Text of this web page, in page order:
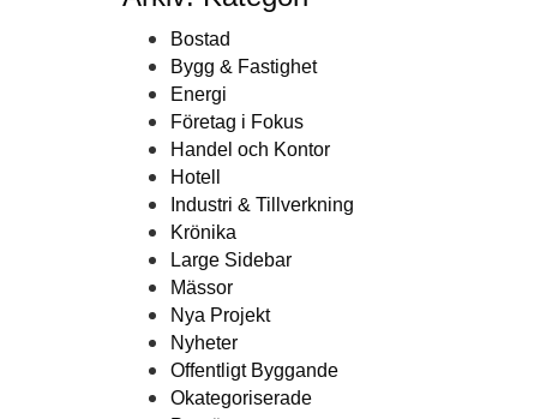
Bostad
Bygg & Fastighet
Energi
Företag i Fokus
Handel och Kontor
Hotell
Industri & Tillverkning
Krönika
Large Sidebar
Mässor
Nya Projekt
Nyheter
Offentligt Byggande
Okategoriserade